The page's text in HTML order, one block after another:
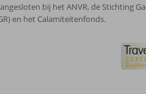
bij het ANVR, de Stichting
en het Calamiteitenfonds.